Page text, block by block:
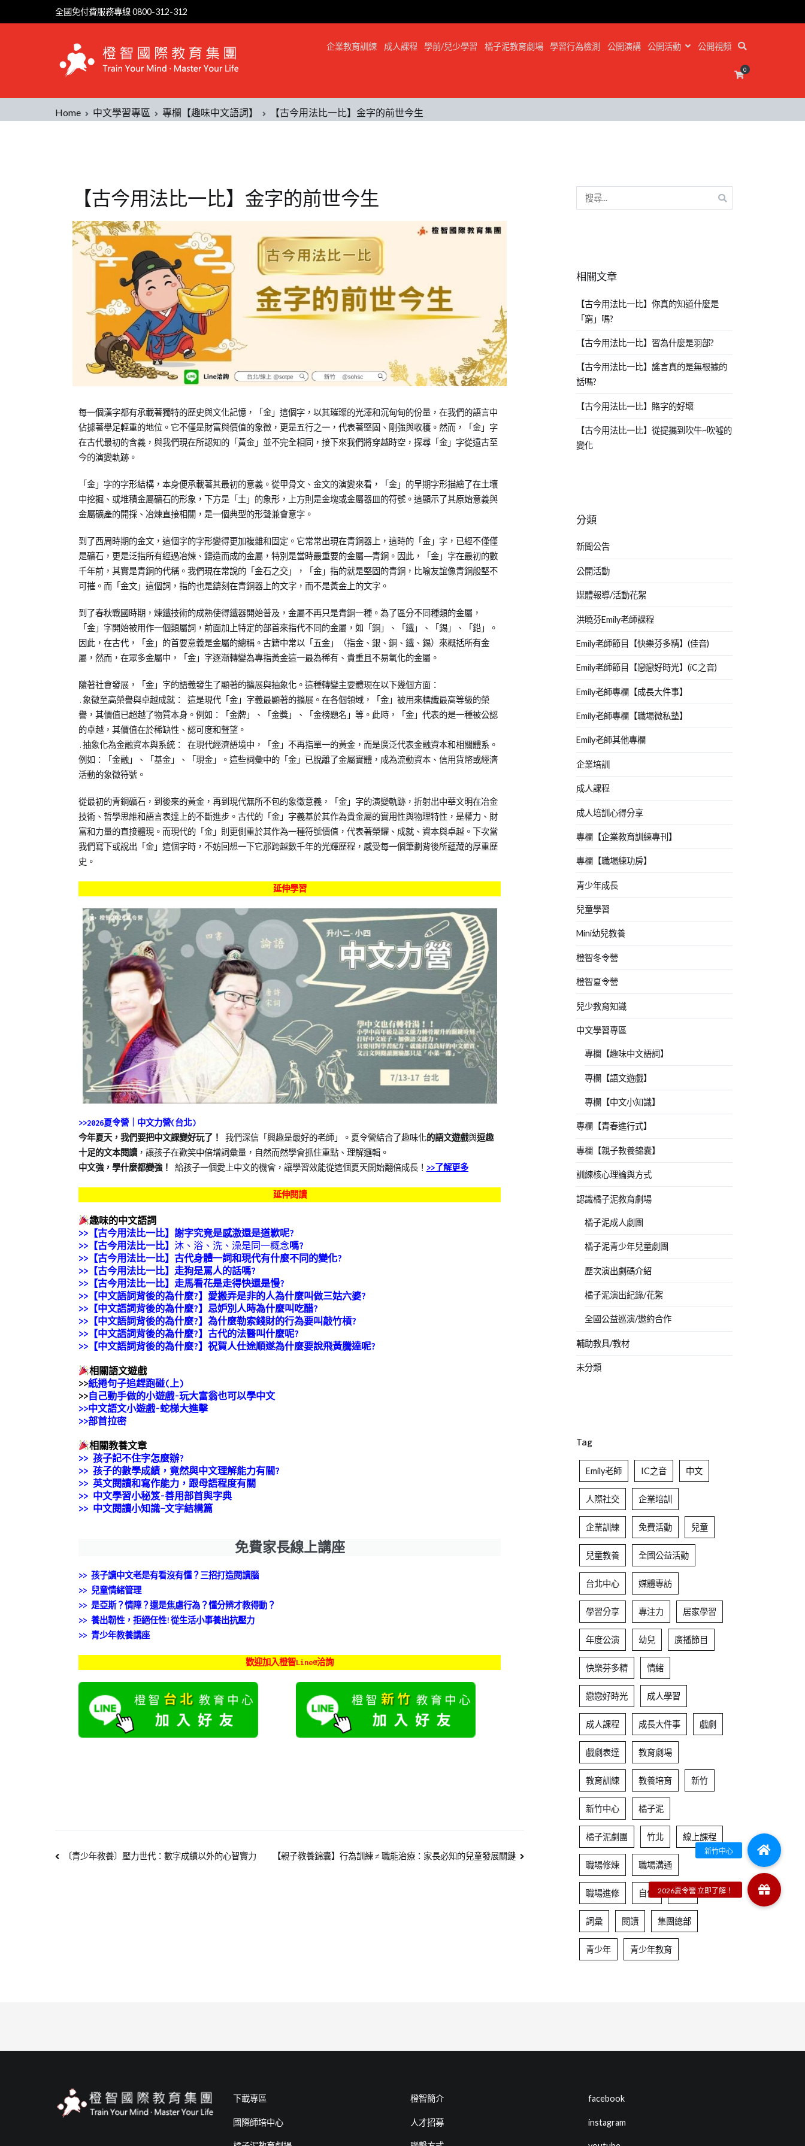
全國免付費服務專線 0800-312-312
企業教育訓練 成人課程 學前/兒少學習 橘子泥教育劇場 學習行為檢測 公開演講 公開活動 公開視頻
0
Home 中文學習專區 專欄【趣味中文語詞】 【古今用法比一比】金字的前世今生
【古今用法比一比】金字的前世今生
Posted
on
2025-
09-
Posted
中
文
詞】
每一個漢字都有承載著獨特的歷史與文化記憶，「金」這個字，以其璀璨的光澤和沉甸甸的份量，在我們的語言中
佔據著舉足輕重的地位。它不僅是財富與價值的象徵，更是五行之一，代表著堅固、剛強與收穫。然而，「金」字
在古代最初的含義，與我們現在所認知的「黃金」並不完全相同，接下來我們將穿越時空，探尋「金」字從遠古至
今的演變軌跡。
「金」字的字形結構，本身便承載著其最初的意義。從甲骨文、金文的演變來看，「金」的早期字形描繪了在土壤
中挖掘、或堆積金屬礦石的形象，下方是「土」的象形，上方則是金塊或金屬器皿的符號。這顯示了其原始意義與
金屬礦產的開採、冶煉直接相關，是一個典型的形聲兼會意字。
到了西周時期的金文，這個字的字形變得更加複雜和固定。它常常出現在青銅器上，這時的「金」字，已經不僅僅
是礦石，更是泛指所有經過冶煉、鑄造而成的金屬，特別是當時最重要的金屬——青銅。因此，「金」字在最初的數
千年前，其實是青銅的代稱。我們現在常說的「金石之交」，「金」指的就是堅固的青銅，比喻友誼像青銅般堅不
可摧。而「金文」這個詞，指的也是鑄刻在青銅器上的文字，而不是黃金上的文字。
到了春秋戰國時期，煉鐵技術的成熟使得鐵器開始普及，金屬不再只是青銅一種。為了區分不同種類的金屬，
「金」字開始被用作一個類屬詞，前面加上特定的部首來指代不同的金屬，如「銅」、「鐵」、「錫」、「鉛」。
因此，在古代，「金」的首要意義是金屬的總稱。古籍中常以「五金」（指金、銀、銅、鐵、錫）來概括所有金
屬，然而，在眾多金屬中，「金」字逐漸轉變為專指黃金這一最為稀有、貴重且不易氧化的金屬。
隨著社會發展，「金」字的語義發生了顯著的擴展與抽象化。這種轉變主要體現在以下幾個方面：
.象徵至高榮譽與卓越成就： 這是現代「金」字義最顯著的擴展。在各個領域，「金」被用來標識最高等級的榮
譽，其價值已超越了物質本身。例如：「金牌」、「金獎」、「金榜題名」等。此時，「金」代表的是一種被公認
的卓越，其價值在於稀缺性、認可度和聲望。
.抽象化為金融資本與系統： 在現代經濟語境中，「金」不再指單一的黃金，而是廣泛代表金融資本和相關體系。
例如：「金融」、「基金」、「現金」。這些詞彙中的「金」已脫離了金屬實體，成為流動資本、信用貨幣或經濟
活動的象徵符號。
從最初的青銅礦石，到後來的黃金，再到現代無所不包的象徵意義，「金」字的演變軌跡，折射出中華文明在冶金
技術、哲學思維和語言表達上的不斷進步。古代的「金」字義基於其作為貴金屬的實用性與物理特性，是權力、財
富和力量的直接體現。而現代的「金」則更側重於其作為一種符號價值，代表著榮耀、成就、資本與卓越。下次當
我們寫下或說出「金」這個字時，不妨回想一下它那跨越數千年的光輝歷程，感受每一個筆劃背後所蘊藏的厚重歷
史。
延伸學習
>>2026夏令營｜中文力營(台北)
今年夏天，我們要把中文課變好玩了！
我們深信「興趣是最好的老師」。夏令營結合了趣味化的語文遊戲與逗趣
十足的文本閱讀，讓孩子在歡笑中倍增詞彙量，自然而然學會抓住重點、理解邏輯。
中文強，學什麼都變強！
給孩子一個愛上中文的機會，讓學習效能從這個夏天開始翻倍成長！ >>了解更多
延伸閱讀
趣味的中文語詞
>>【古今用法比一比】謝字究竟是感激還是道歉呢?
>>【古今用法比一比】 沐、浴、洗、澡是同一概念嗎?
>>【古今用法比一比】古代身體一詞和現代有什麼不同的變化?
>>【古今用法比一比】走狗是罵人的話嗎?
>>【古今用法比一比】走馬看花是走得快還是慢?
>>【中文語詞背後的為什麼?】愛搬弄是非的人為什麼叫做三姑六婆?
>>【中文語詞背後的為什麼?】忌妒別人時為什麼叫吃醋?
>>【中文語詞背後的為什麼?】為什麼勒索錢財的行為要叫敲竹槓?
>>【中文語詞背後的為什麼?】古代的法醫叫什麼呢?
>>【中文語詞背後的為什麼?】祝賀人仕途順遂為什麼要說飛黃騰達呢?
相關語文遊戲
>>紙捲句子追趕跑碰(上)
>>自己動手做的小遊戲-玩大富翁也可以學中文
>>中文語文小遊戲-蛇梯大進擊
>>部首拉密
相關教養文章
>> 孩子記不住字怎麼辦?
>> 孩子的數學成績，竟然與中文理解能力有關?
>> 英文閱讀和寫作能力，跟母語程度有關
>> 中文學習小秘笈-善用部首與字典
>> 中文閱讀小知識—文字結構篇
免費家長線上講座
>> 孩子讀中文老是有看沒有懂？三招打造閱讀腦
>> 兒童情緒管理
>> 是亞斯？情障？還是焦慮行為？懂分辨才教得動？
>> 養出韌性，拒絕任性!從生活小事養出抗壓力
>> 青少年教養講座
歡迎加入橙智Line@洽詢
〔青少年教養〕壓力世代：數字成績以外的心智實力 【親子教養錦囊】行為訓練 ≠ 職能治療：家長必知的兒童發展關鍵
相關文章
【古今用法比一比】你真的知道什麼是
「窮」嗎?
【古今用法比一比】習為什麼是羽部?
【古今用法比一比】謠言真的是無根據的
話嗎?
【古今用法比一比】賂字的好壞
【古今用法比一比】從提攜到吹牛~吹噓的
變化
分類
新聞公告
公開活動
媒體報導/活動花絮
洪曉芬Emily老師課程
Emily老師節目【快樂芬多精】(佳音)
Emily老師節目【戀戀好時光】(iC之音)
Emily老師專欄【成長大件事】
Emily老師專欄【職場微私塾】
Emily老師其他專欄
企業培訓
成人課程
成人培訓心得分享
專欄【企業教育訓練專刊】
專欄【職場練功房】
青少年成長
兒童學習
Mini幼兒教養
橙智冬令營
橙智夏令營
兒少教育知識
中文學習專區
專欄【趣味中文語詞】
專欄【語文遊戲】
專欄【中文小知識】
專欄【青春進行式】
專欄【親子教養錦囊】
訓練核心理論與方式
認識橘子泥教育劇場
橘子泥成人劇團
橘子泥青少年兒童劇團
歷次演出劇碼介紹
橘子泥演出紀錄/花絮
全國公益巡演/邀約合作
輔助教具/教材
未分類
Tag
Emily老師 IC之音 中文
人際社交 企業培訓
企業訓練 免費活動 兒童
兒童教養 全國公益活動
台北中心 媒體專訪
學習分享 專注力 居家學習
年度公演 幼兒 廣播節目
快樂芬多精 情緒
戀戀好時光 成人學習
成人課程 成長大件事 戲劇
戲劇表達 教育劇場
教育訓練 教養培育 新竹
新竹中心 橘子泥
橘子泥劇團 竹北 線上課程
職場修煉 職場溝通
職場進修 自信 表達
詞彙 閱讀 集團總部
青少年 青少年教育
下載專區
國際師培中心
橙智簡介
人才招募
facebook
instagram